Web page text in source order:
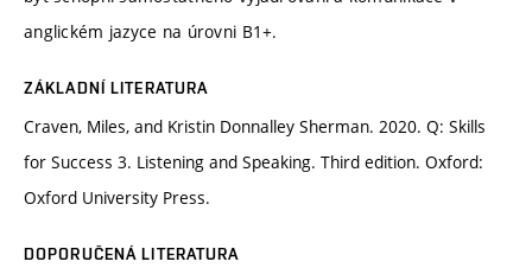
anglickém jazyce na úrovni B1+.
ZÁKLADNÍ LITERATURA
Craven, Miles, and Kristin Donnalley Sherman. 2020. Q: Skills
for Success 3. Listening and Speaking. Third edition. Oxford:
Oxford University Press.
DOPORUČENÁ LITERATURA